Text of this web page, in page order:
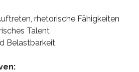
rhetorische Fähigkeiten
Talent
Belastbarkeit